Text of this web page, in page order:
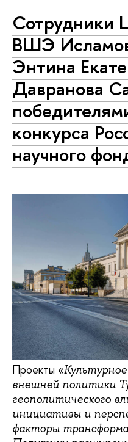
ВШЭ
Энтина
Давранова
конкурса
научного
Проекты «
внешней политики
геополитического
инициативы и
факторы